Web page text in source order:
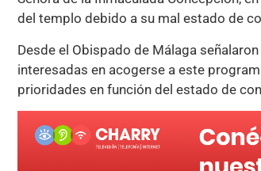
del templo debido a su mal estado de
Desde el Obispado de Málaga
interesadas en acogerse a este
prioridades en función del estado de